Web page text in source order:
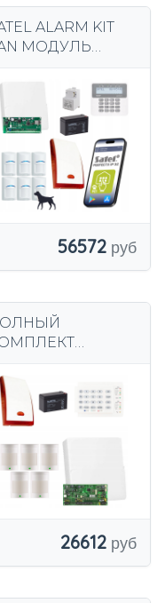
ALARM KIT
МОДУЛЬ
6
BOSCH
56572
SPECTRA
ДОМА С 5
26612